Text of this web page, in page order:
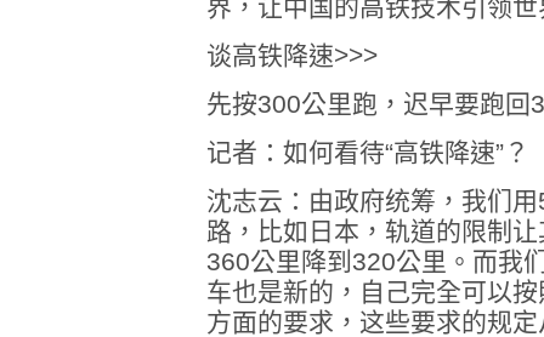
界，让中国的高铁技术引领
谈高铁降速>>>
先按300公里跑，迟早要跑回
记者：如何看待“高铁降速”？
沈志云：由政府统筹，我们
路，比如日本，轨道的限制
360公里降到320公里。而我
车也是新的，自己完全可以
方面的要求，这些要求的规